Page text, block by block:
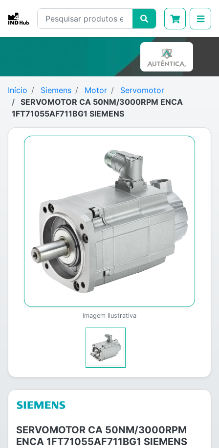
Início Siemens Motor
Servomotor
SERVOMOTOR CA 50NM/3000RPM ENCA
1FT71055AF711BG1 SIEMENS
Imagem Ilustrativa
SERVOMOTOR CA 50NM/3000RPM
ENCA 1FT71055AF711BG1 SIEMENS